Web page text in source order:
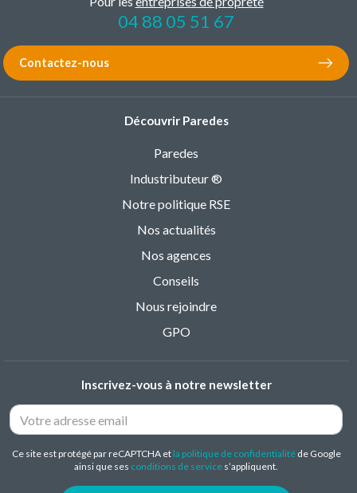
04 88 05 51 67
Contactez-nous
Découvrir Paredes
Paredes
Industributeur ®
Notre politique RSE
Nos actualités
Nos agences
Conseils
Nous rejoindre
GPO
Inscrivez-vous à notre newsletter
Ce site est protégé par reCAPTCHA et la politique de confidentialitéde Google
ainsi que ses conditions de service s’appliquent.